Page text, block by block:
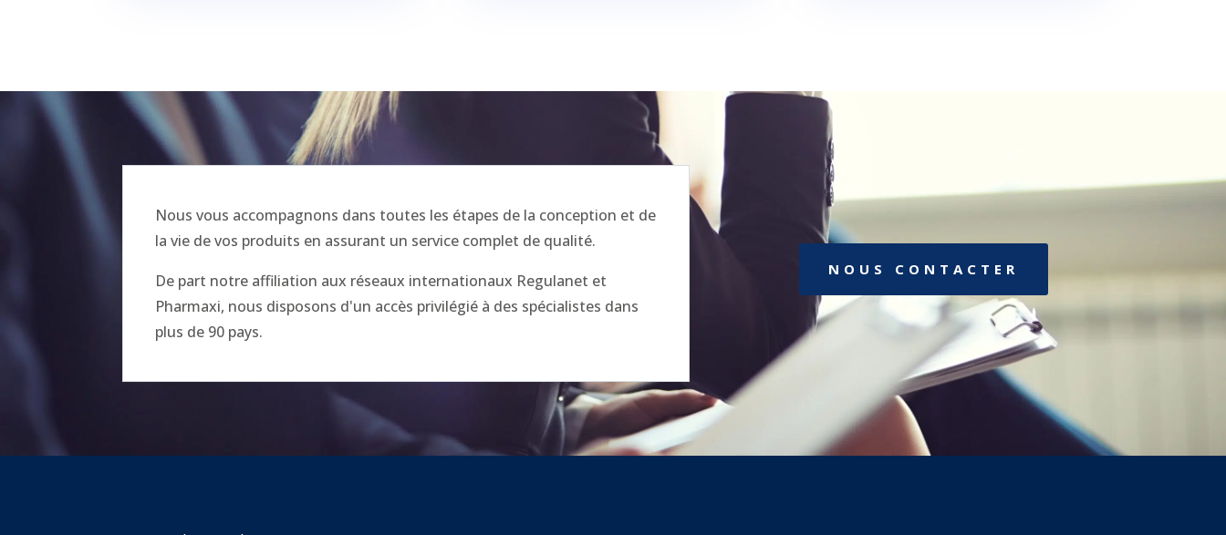
Nous vous accompagnons dans toutes les étapes de la conception et de
la vie de vos produits en assurant un service complet de qualité.
De part notre affiliation aux réseaux internationaux Regulanet et
Pharmaxi, nous disposons d'un accès privilégié à des spécialistes dans
plus de 90 pays.
NOUS CONTACTER